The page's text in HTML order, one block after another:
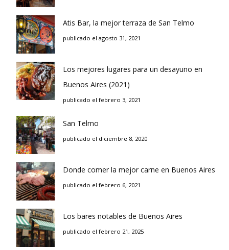
Atis Bar, la mejor terraza de San Telmo
publicado el agosto 31, 2021
Los mejores lugares para un desayuno en
Buenos Aires (2021)
publicado el febrero 3, 2021
San Telmo
publicado el diciembre 8, 2020
Donde comer la mejor carne en Buenos Aires
publicado el febrero 6, 2021
Los bares notables de Buenos Aires
publicado el febrero 21, 2025